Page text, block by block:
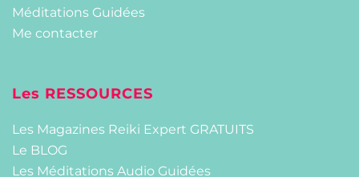
Méditations Guidées
Me contacter
Les RESSOURCES
Les Magazines Reiki Expert GRATUITS
Le BLOG
Les Méditations Audio Guidées